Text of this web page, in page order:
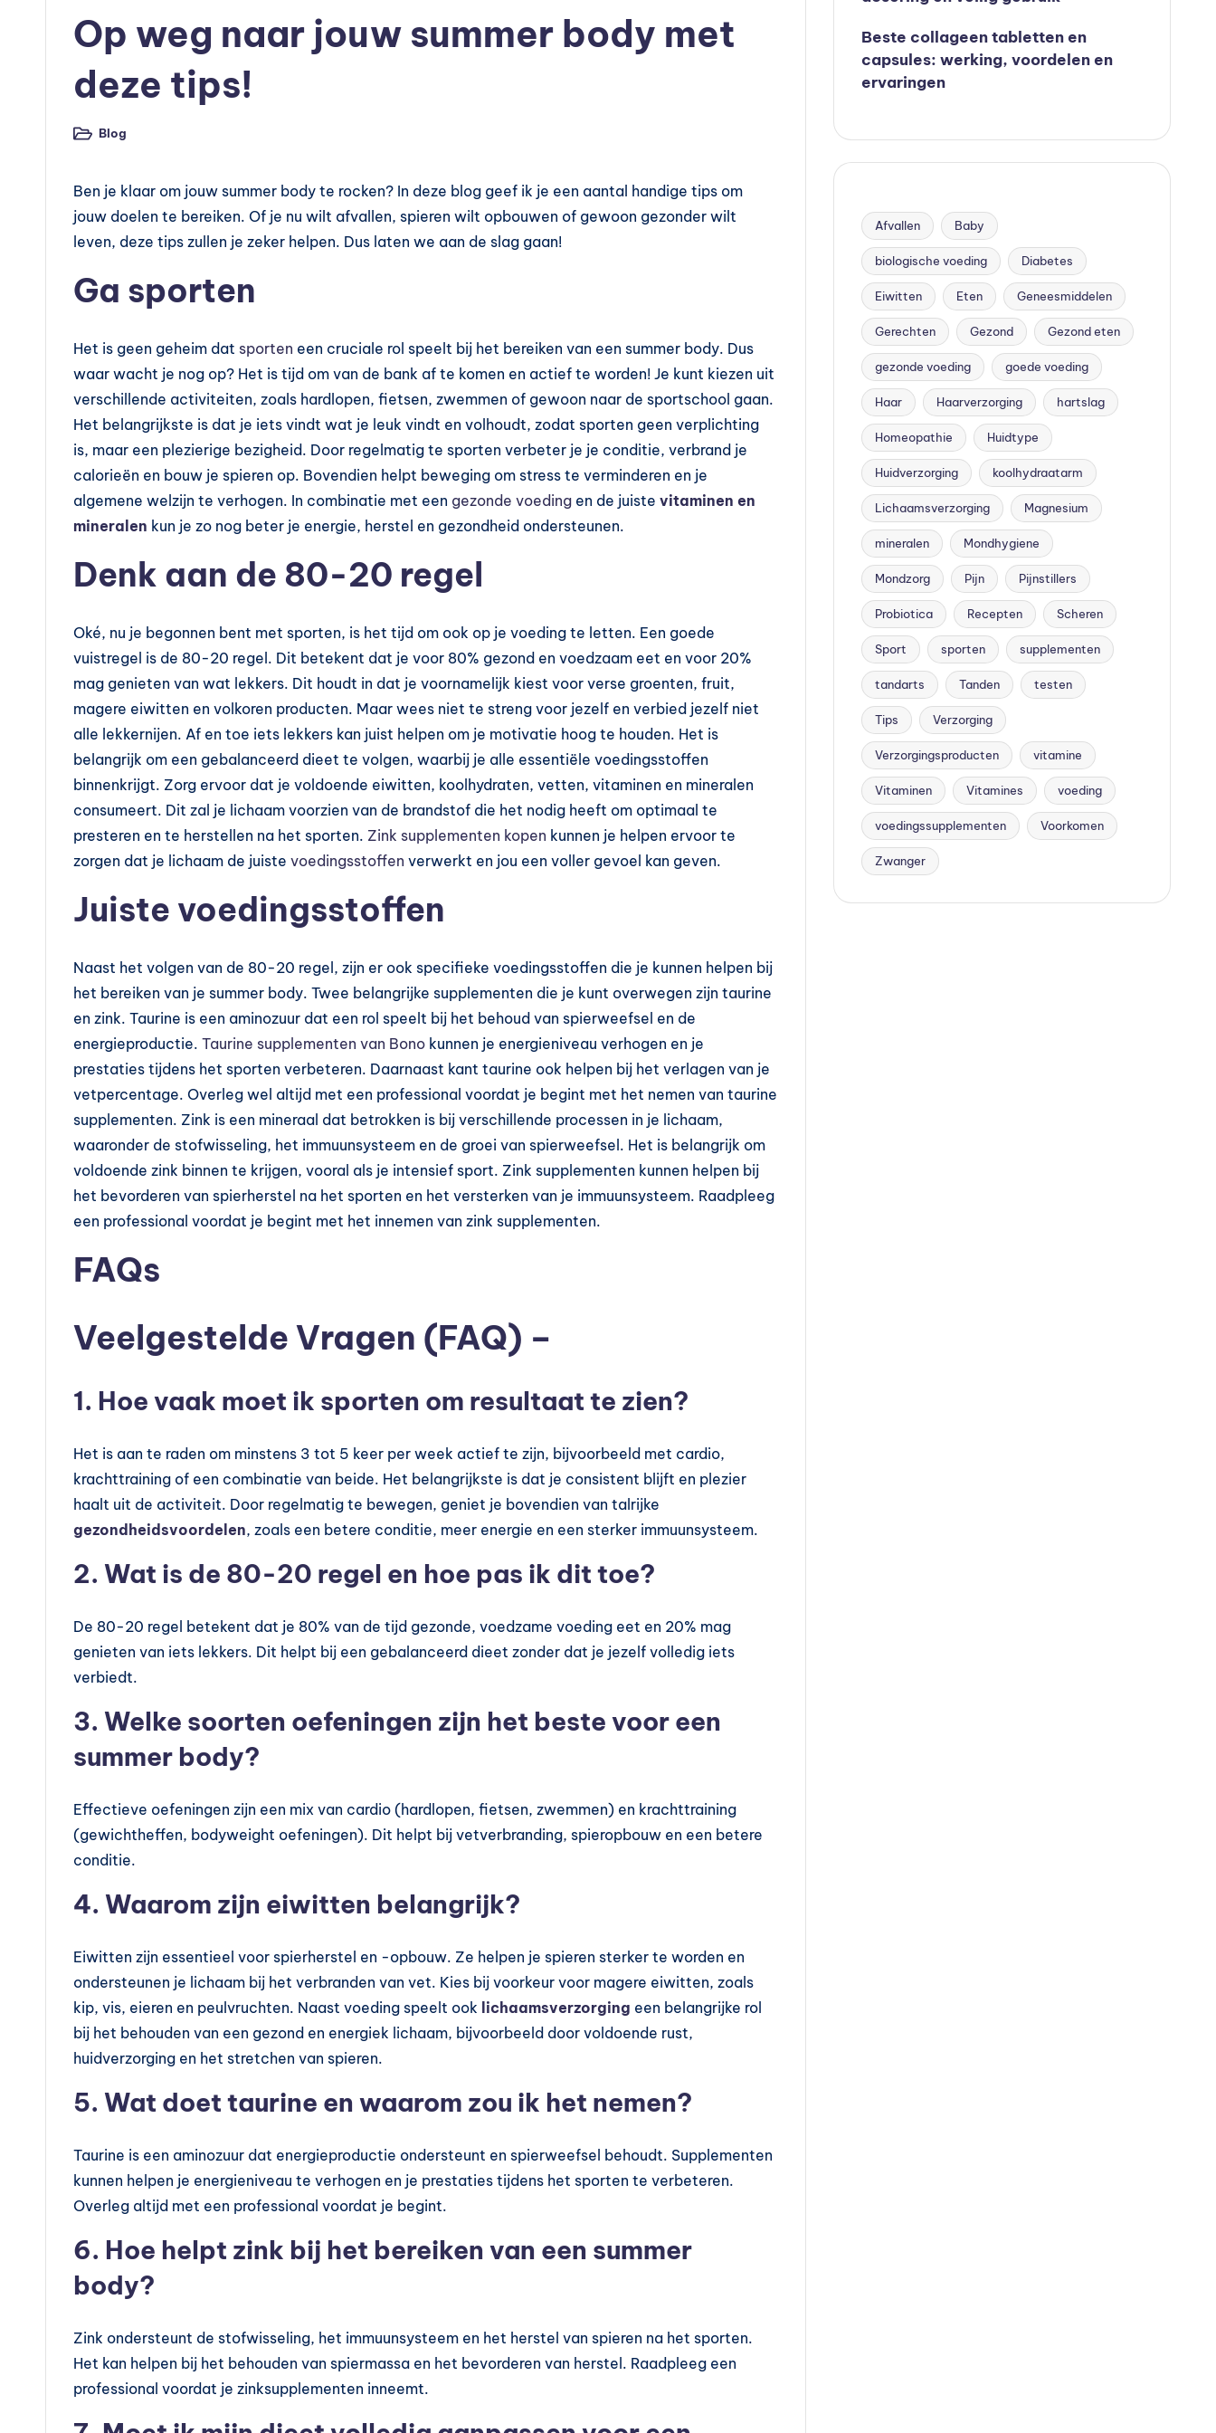
m
vi
m
Op weg naar jouw summer body met
deze tips!
Geplaatst
Blog
Ben je klaar om jouw summer body te rocken? In deze blog geef ik je een aantal handige tips om
jouw doelen te bereiken. Of je nu wilt afvallen, spieren wilt opbouwen of gewoon gezonder wilt
leven, deze tips zullen je zeker helpen. Dus laten we aan de slag gaan!
Ga sporten
Het is geen geheim dat sporten een cruciale rol speelt bij het bereiken van een summer body. Dus
waar wacht je nog op? Het is tijd om van de bank af te komen en actief te worden! Je kunt kiezen uit
verschillende activiteiten, zoals hardlopen, fietsen, zwemmen of gewoon naar de sportschool gaan.
Het belangrijkste is dat je iets vindt wat je leuk vindt en volhoudt, zodat sporten geen verplichting
is, maar een plezierige bezigheid. Door regelmatig te sporten verbeter je je conditie, verbrand je
calorieën en bouw je spieren op. Bovendien helpt beweging om stress te verminderen en je
algemene welzijn te verhogen. In combinatie met een gezonde voeding en de juiste vitaminen en
mineralen kun je zo nog beter je energie, herstel en gezondheid ondersteunen.
Denk aan de 80-20 regel
Oké, nu je begonnen bent met sporten, is het tijd om ook op je voeding te letten. Een goede
vuistregel is de 80-20 regel. Dit betekent dat je voor 80% gezond en voedzaam eet en voor 20%
mag genieten van wat lekkers. Dit houdt in dat je voornamelijk kiest voor verse groenten, fruit,
magere eiwitten en volkoren producten. Maar wees niet te streng voor jezelf en verbied jezelf niet
alle lekkernijen. Af en toe iets lekkers kan juist helpen om je motivatie hoog te houden. Het is
belangrijk om een gebalanceerd dieet te volgen, waarbij je alle essentiële voedingsstoffen
binnenkrijgt. Zorg ervoor dat je voldoende eiwitten, koolhydraten, vetten, vitaminen en mineralen
consumeert. Dit zal je lichaam voorzien van de brandstof die het nodig heeft om optimaal te
presteren en te herstellen na het sporten. Zink supplementen kopen kunnen je helpen ervoor te
zorgen dat je lichaam de juiste voedingsstoffen verwerkt en jou een voller gevoel kan geven.
Juiste voedingsstoffen
Naast het volgen van de 80-20 regel, zijn er ook specifieke voedingsstoffen die je kunnen helpen bij
het bereiken van je summer body. Twee belangrijke supplementen die je kunt overwegen zijn taurine
en zink. Taurine is een aminozuur dat een rol speelt bij het behoud van spierweefsel en de
energieproductie. Taurine supplementen van Bono kunnen je energieniveau verhogen en je
prestaties tijdens het sporten verbeteren. Daarnaast kant taurine ook helpen bij het verlagen van je
vetpercentage. Overleg wel altijd met een professional voordat je begint met het nemen van taurine
supplementen. Zink is een mineraal dat betrokken is bij verschillende processen in je lichaam,
waaronder de stofwisseling, het immuunsysteem en de groei van spierweefsel. Het is belangrijk om
voldoende zink binnen te krijgen, vooral als je intensief sport. Zink supplementen kunnen helpen bij
het bevorderen van spierherstel na het sporten en het versterken van je immuunsysteem. Raadpleeg
een professional voordat je begint met het innemen van zink supplementen.
FAQs
Veelgestelde Vragen (FAQ) –
1. Hoe vaak moet ik sporten om resultaat te zien?
Het is aan te raden om minstens 3 tot 5 keer per week actief te zijn, bijvoorbeeld met cardio,
krachttraining of een combinatie van beide. Het belangrijkste is dat je consistent blijft en plezier
haalt uit de activiteit. Door regelmatig te bewegen, geniet je bovendien van talrijke
gezondheidsvoordelen, zoals een betere conditie, meer energie en een sterker immuunsysteem.
2. Wat is de 80-20 regel en hoe pas ik dit toe?
De 80-20 regel betekent dat je 80% van de tijd gezonde, voedzame voeding eet en 20% mag
genieten van iets lekkers. Dit helpt bij een gebalanceerd dieet zonder dat je jezelf volledig iets
verbiedt.
3. Welke soorten oefeningen zijn het beste voor een
summer body?
Effectieve oefeningen zijn een mix van cardio (hardlopen, fietsen, zwemmen) en krachttraining
(gewichtheffen, bodyweight oefeningen). Dit helpt bij vetverbranding, spieropbouw en een betere
conditie.
4. Waarom zijn eiwitten belangrijk?
Eiwitten zijn essentieel voor spierherstel en -opbouw. Ze helpen je spieren sterker te worden en
ondersteunen je lichaam bij het verbranden van vet. Kies bij voorkeur voor magere eiwitten, zoals
kip, vis, eieren en peulvruchten. Naast voeding speelt ook lichaamsverzorging een belangrijke rol
bij het behouden van een gezond en energiek lichaam, bijvoorbeeld door voldoende rust,
huidverzorging en het stretchen van spieren.
5. Wat doet taurine en waarom zou ik het nemen?
Taurine is een aminozuur dat energieproductie ondersteunt en spierweefsel behoudt. Supplementen
kunnen helpen je energieniveau te verhogen en je prestaties tijdens het sporten te verbeteren.
Overleg altijd met een professional voordat je begint.
6. Hoe helpt zink bij het bereiken van een summer
body?
Zink ondersteunt de stofwisseling, het immuunsysteem en het herstel van spieren na het sporten.
Het kan helpen bij het behouden van spiermassa en het bevorderen van herstel. Raadpleeg een
professional voordat je zinksupplementen inneemt.
Beste collageen tabletten en
capsules: werking, voordelen en
ervaringen
Afvallen Baby
biologische voeding Diabetes
Eiwitten Eten Geneesmiddelen
Gerechten Gezond Gezond eten
gezonde voeding goede voeding
Haar Haarverzorging hartslag
Homeopathie Huidtype
Huidverzorging koolhydraatarm
Lichaamsverzorging Magnesium
mineralen Mondhygiene
Mondzorg Pijn Pijnstillers
Probiotica Recepten Scheren
Sport sporten supplementen
tandarts Tanden testen
Tips Verzorging
Verzorgingsproducten vitamine
Vitaminen Vitamines voeding
voedingssupplementen Voorkomen
Zwanger